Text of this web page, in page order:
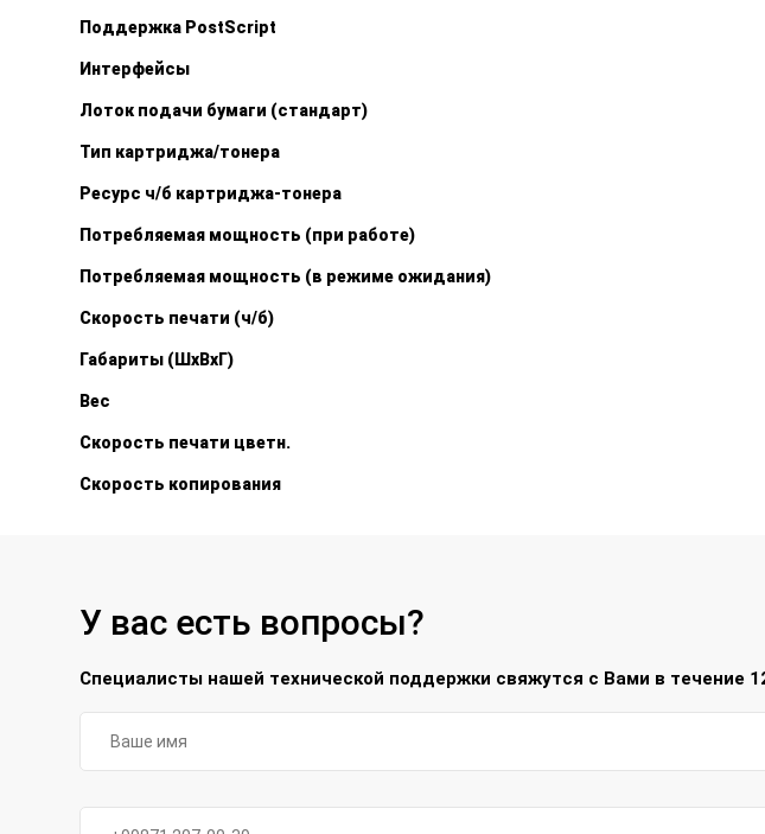
Поддержка PostScript
Интерфейсы
Лоток подачи бумаги (стандарт)
Тип картриджа/тонера
Ресурс ч/б картриджа-тонера
Потребляемая мощность (при работе)
Потребляемая мощность (в режиме ожидания)
Скорость печати (ч/б)
Габариты (ШхВхГ)
Вес
Скорость печати цветн.
Скорость копирования
У вас есть вопросы?
Специалисты нашей технической поддержки свяжутся с Вами в течение